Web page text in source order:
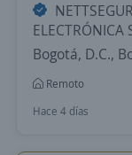
ELECTRÓNICA
Bogotá, D.C.,
Remoto
Hace 4 días